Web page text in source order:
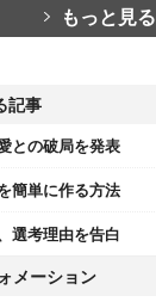
もっと見る
記事
との破局を発表
簡単に作る方法
選考理由を告白
メーション